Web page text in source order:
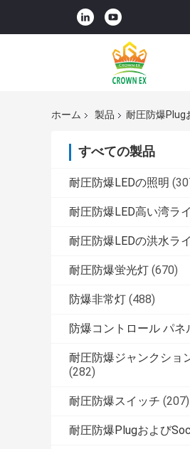
ホーム 製品 耐圧防爆Plug
すべての製品
耐圧防爆LEDの照明
耐圧防爆LED高い湾ラ
耐圧防爆LEDの洪水ラ
耐圧防爆蛍光灯 (670)
防爆非常灯 (488)
防爆コントロール パネ
耐圧防爆ジャンクショ
(282)
耐圧防爆スイッチ (207)
耐圧防爆Plugおよび